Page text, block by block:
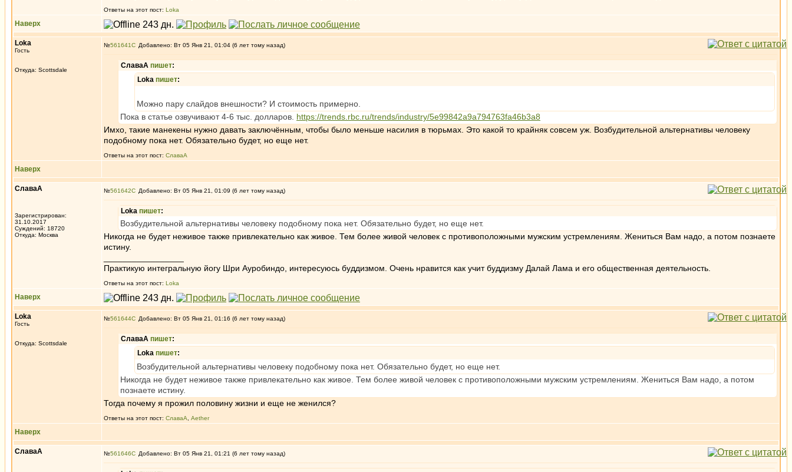
Ответы на этот пост: Loka
Наверх
Loka
Гость
Откуда: Scottsdale
№561641 Добавлено: Вт 05 Янв 21, 01:04 (6 лет тому назад)
СлаваА пишет:
Loka пишет:
Можно пару слайдов внешности? И стоимость примерно.
Пока в статье озвучивают 4-6 тыс. долларов. https://trends.rbc.ru/trends/industry/5e99842a9a794763fa46b3a8
Имхо, такие манекены нужно давать заключённым, чтобы было меньше насилия в тюрьмах. Это какой то крайняк совсем уж. Возбудительной альтернативы человеку
подобному пока нет. Обязательно будет, но еще нет.
Ответы на этот пост: СлаваА
Наверх
СлаваА
Зарегистрирован:
31.10.2017
Суждений: 18720
Откуда: Москва
№561642 Добавлено: Вт 05 Янв 21, 01:09 (6 лет тому назад)
Loka пишет:
Возбудительной альтернативы человеку подобному пока нет. Обязательно будет, но еще нет.
Никогда не будет неживое также привлекательно как живое. Тем более живой человек с противоположными мужским устремлениям. Жениться Вам надо, а потом познаете
истину.
Практикую интегральную йогу Шри Ауробиндо, интересуюсь буддизмом. Очень нравится как учит буддизму Далай Лама и его общественная деятельность.
Ответы на этот пост: Loka
Наверх
Loka
Гость
Откуда: Scottsdale
№561644 Добавлено: Вт 05 Янв 21, 01:16 (6 лет тому назад)
СлаваА пишет:
Loka пишет:
Возбудительной альтернативы человеку подобному пока нет. Обязательно будет, но еще нет.
Никогда не будет неживое также привлекательно как живое. Тем более живой человек с противоположными мужским устремлениям. Жениться Вам надо, а потом
познаете истину.
Тогда почему я прожил половину жизни и еще не женился?
Ответы на этот пост: СлаваА Aether
Наверх
СлаваА №561646 Добавлено: Вт 05 Янв 21, 01:21 (6 лет тому назад)